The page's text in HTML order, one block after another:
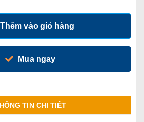
Thêm vào giỏ hàng
Mua ngay
TIN CHI TIẾT